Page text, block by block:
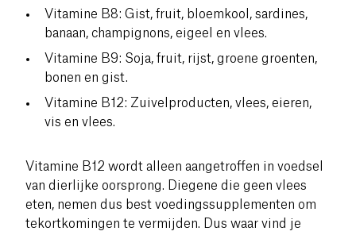
Vitamine B8: Gist, fruit, bloemkool, sardines,
banaan, champignons, eigeel en vlees.
Vitamine B9: Soja, fruit, rijst, groene groenten,
bonen en gist.
Vitamine B12: Zuivelproducten, vlees, eieren,
vis en vlees.
Vitamine B12 wordt alleen aangetroffen in voedsel
van dierlijke oorsprong. Diegene die geen vlees
eten, nemen dus best voedingssupplementen om
tekortkomingen te vermijden. Dus waar vind je